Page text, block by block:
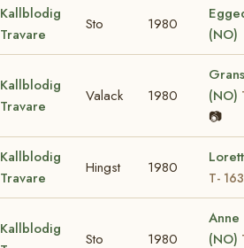
Kallblodig
Travare
Sto 1980
(NO)
Kallblodig
Travare
Valack 1980
(NO)
📷
Kallblodig
Travare
Hingst 1980
T-
Kallblodig
Sto 1980
Anne
(NO)